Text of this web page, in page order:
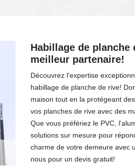
Habillage de
meilleur partenaire!
Découvrez l'expertise
habillage de planche de rive!
maison tout en la protégeant
vos planches de rive avec des
Que vous préfériez le PVC,
solutions sur mesure pour
charme de votre demeure avec
nous pour un devis gratuit!